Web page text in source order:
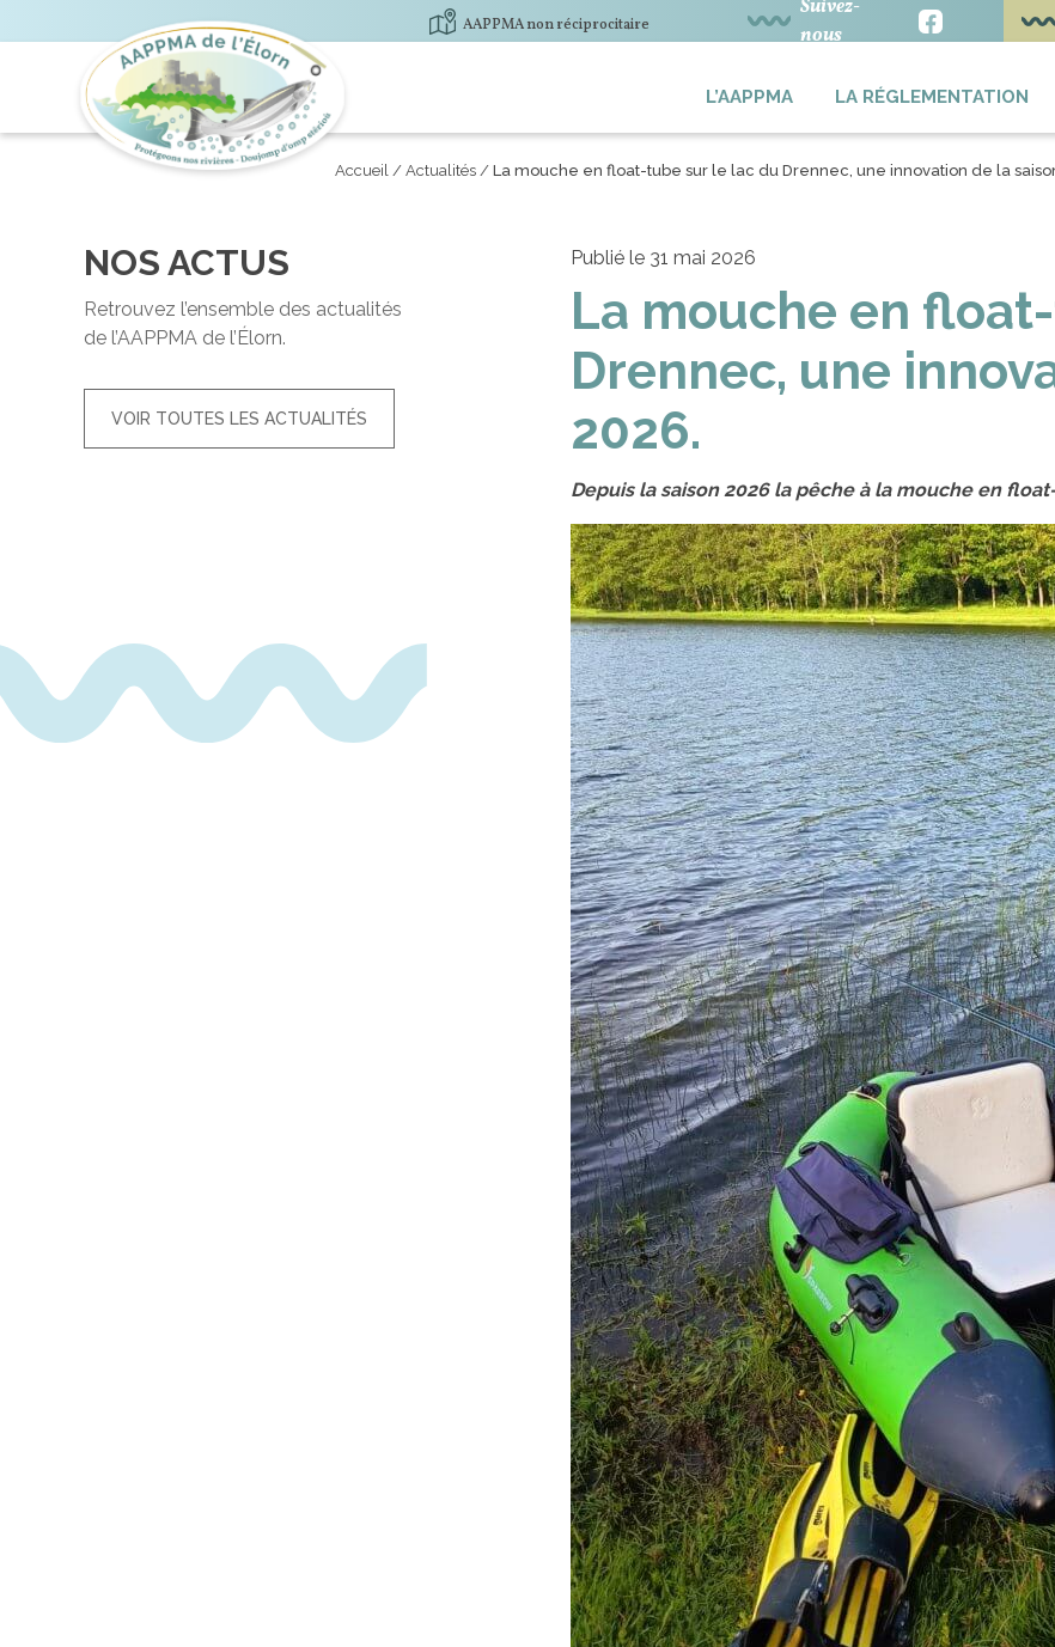
AAPPMA non réciprocitaire
Suivez-
nous
L’AAPPMA LA RÉGLEMENTATION
Accueil / Actualités / La mouche en float-tube sur le lac du Drennec, une innovation de la
NOS ACTUS
Retrouvez l’ensemble des actualités
de l’AAPPMA de l’Élorn.
VOIR TOUTES LES ACTUALITÉS
Publié le 31 mai 2026
La mouche en
Drennec, une
2026.
Depuis la saison 2026 la pêche à la mouche en